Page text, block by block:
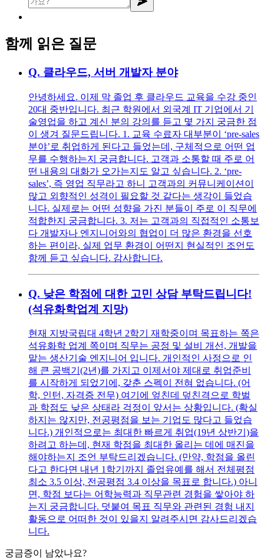
함께 읽은 질문
Q. 클라우드, 서버 개발자 분야
안녕하세요. 이제 막 졸업 후 클라우드 교육을 수강 중인
20대 중반입니다. 최근 학원에서 외국계 IT 기업에서 기
술영업을 하고 계신 분의 강의를 듣고 몇 가지 궁금한 점
이 생겨 질문드립니다. 1. 교육 수료자 대부분이 ‘pre-sales
분야’로 취업하게 된다고 들었는데, 구체적으로 어떤 업
무를 수행하는지 궁금합니다. 고객과 소통할 때 주로 어
떤 내용의 대화가 오가는지도 알고 싶습니다. 2. ‘pre-
sales’, 즉 영업 직무라고 하니 고객과의 커뮤니케이션이
많고 외향적인 성격이 필요할 것 같다는 생각이 들었습
니다. 실제로는 어떤 성향을 가진 분들이 주로 이 직무에
적합한지 궁금합니다. 3. 저는 고객과의 직접적인 소통보
다 개발자나 엔지니어와의 협업이 더 많은 환경을 선호
하는 편이라, 실제 업무 환경이 어떤지 현실적인 조언도
함께 듣고 싶습니다. 감사합니다.
Q. 낮은 학점에 대한 고민 상담 부탁드립니다!
(석유화학업계 지망)
현재 지방국립대 4학년 2학기 재학중이며 목표하는 쪽은
석유화학 업계 쪽이며 직무는 공정 및 설비 개선, 개발을
맡는 생산기술 엔지니어 입니다. 개인적인 사정으로 인
해 큰 공백기(2년)를 가지고 이제서야 제대로 취업준비
를 시작하게 되었기에, 갖춘 스펙이 전혀 없습니다. (어
학, 인턴, 자격증 전무) 여기에 엎친데 덮친격으로 학벌
과 학점도 낮은 상태라 걱정이 앞서는 상황입니다. (확실
하지는 않지만, 전공평점을 보는 기업도 많다고 들었습
니다.) 개인적으로는 최대한 빠르게 취업(19년 상반기)을
하려고 하는데, 현재 학점을 최대한 올리는 데에 매진을
해야하는지 조언 부탁드리겠습니다. (만약, 학점을 올린
다고 한다면 내년 1학기까지 졸업유예를 해서 전체평점
최소 3.5 이상, 전공평점 3.4 이상을 목표로 합니다.) 아니
면, 학점 보다는 어학능력과 직무관련 경험을 쌓아야 하
는지 궁금합니다. 덧붙여 목표 직무와 관련된 경험 내지
활동으로 어떠한 것이 있을지 알려주시면 감사드리겠습
니다.
궁금증이 남았나요?